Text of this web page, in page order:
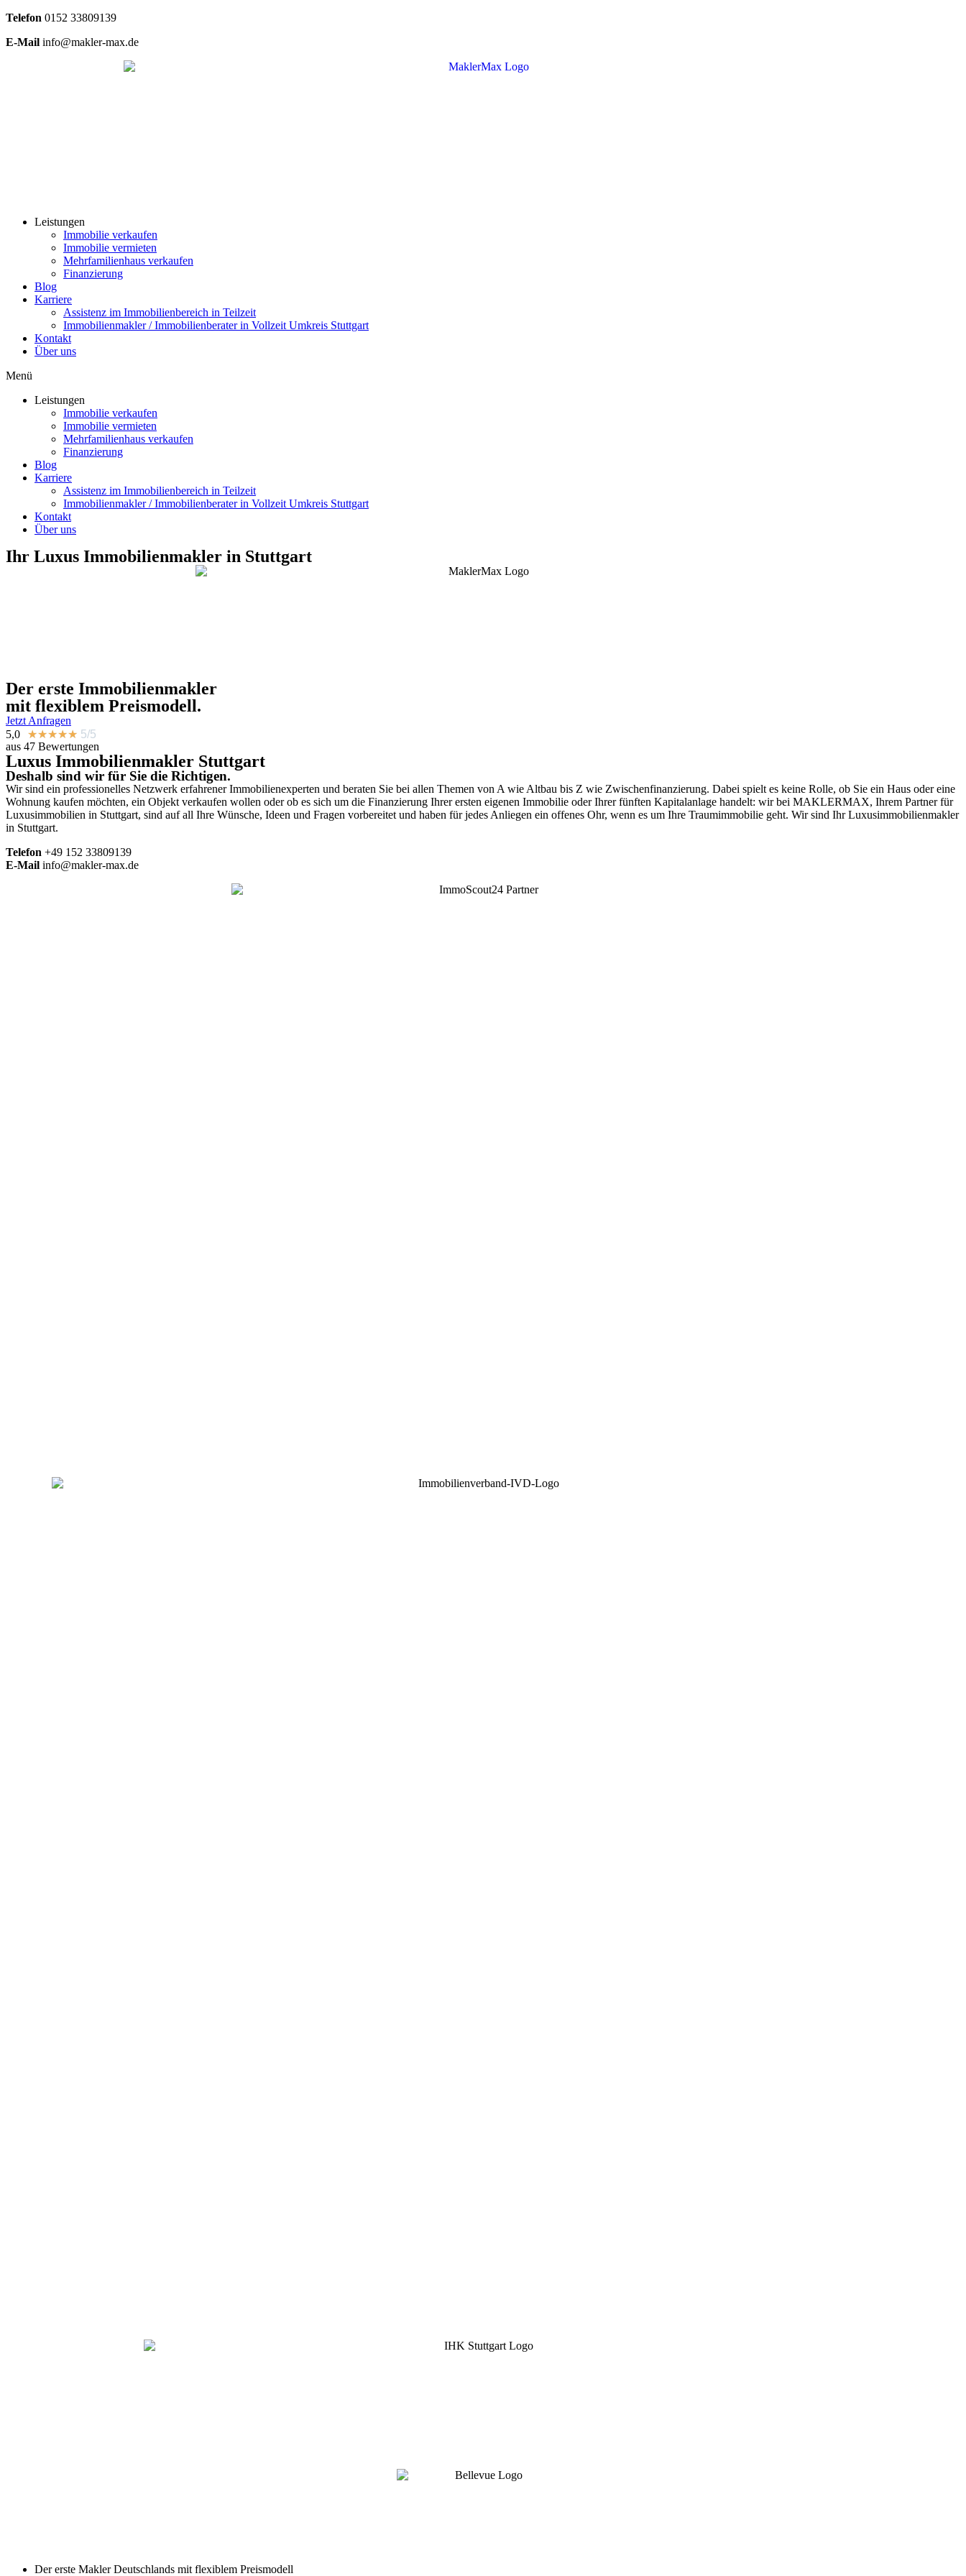
Telefon 0152 33809139
E-Mail info@makler-max.de
Leistungen
Immobilie verkaufen
Immobilie vermieten
Mehrfamilienhaus verkaufen
Finanzierung
Blog
Karriere
Assistenz im Immobilienbereich in Teilzeit
Immobilienmakler / Immobilienberater in Vollzeit Umkreis Stuttgart
Kontakt
Über uns
Menü
Leistungen
Immobilie verkaufen
Immobilie vermieten
Mehrfamilienhaus verkaufen
Finanzierung
Blog
Karriere
Assistenz im Immobilienbereich in Teilzeit
Immobilienmakler / Immobilienberater in Vollzeit Umkreis Stuttgart
Kontakt
Über uns
Ihr Luxus Immobilienmakler in Stuttgart
Der erste Immobilienmakler
mit flexiblem Preismodell.
Jetzt Anfragen
5,0
★★★★★ 5/5
aus 47 Bewertungen
Luxus Immobilienmakler Stuttgart
Deshalb sind wir für Sie die Richtigen.
Wir sind ein professionelles Netzwerk erfahrener Immobilienexperten und beraten Sie bei allen Themen von A wie Altbau bis Z wie Zwischenfinanzierung. Dabei spielt es keine Rolle, ob Sie ein Haus oder eine
Wohnung kaufen möchten, ein Objekt verkaufen wollen oder ob es sich um die Finanzierung Ihrer ersten eigenen Immobilie oder Ihrer fünften Kapitalanlage handelt: wir bei MAKLERMAX, Ihrem Partner für
Luxusimmobilien in Stuttgart, sind auf all Ihre Wünsche, Ideen und Fragen vorbereitet und haben für jedes Anliegen ein offenes Ohr, wenn es um Ihre Traumimmobilie geht. Wir sind Ihr Luxusimmobilienmakler
in Stuttgart.
Telefon +49 152 33809139
E-Mail info@makler-max.de
Der erste Makler Deutschlands mit flexiblem Preismodell